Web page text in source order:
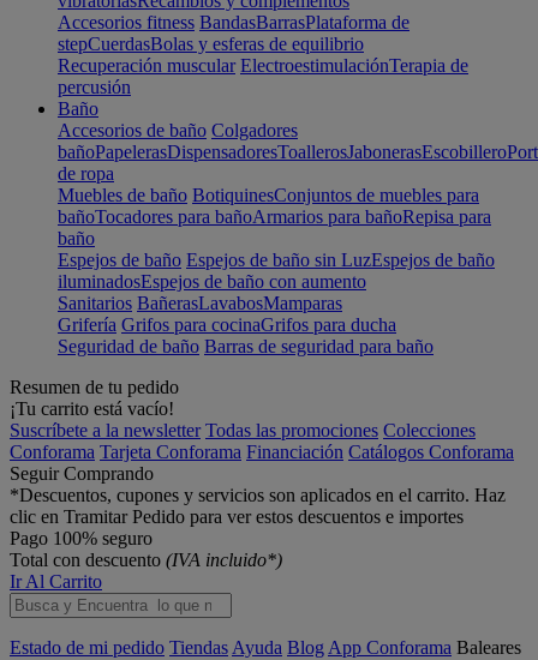
Accesorios fitness BandasBarrasPlataforma de
stepCuerdasBolas y esferas de equilibrio
Recuperación muscular ElectroestimulaciónTerapia de
percusión
Baño
Accesorios de baño Colgadores
bañoPapelerasDispensadoresToallerosJabonerasEscobillero
de ropa
Muebles de baño BotiquinesConjuntos de muebles para
bañoTocadores para bañoArmarios para bañoRepisa para
baño
Espejos de baño Espejos de baño sin LuzEspejos de baño
iluminadosEspejos de baño con aumento
Sanitarios BañerasLavabosMamparas
Grifería Grifos para cocinaGrifos para ducha
Seguridad de baño Barras de seguridad para baño
Resumen de tu pedido
¡Tu carrito está vacío!
Suscríbete a la newsletter Todas las promociones Colecciones
Conforama Tarjeta Conforama Financiación Catálogos Conforama
Seguir Comprando
*Descuentos, cupones y servicios son aplicados en el carrito. Haz
clic en Tramitar Pedido para ver estos descuentos e importes
Pago 100% seguro
Total con descuento (IVA incluido*)
Ir Al Carrito
Estado de mi pedido Tiendas Ayuda Blog App Conforama Baleares